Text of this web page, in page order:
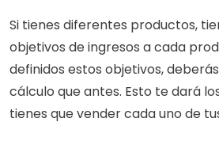
Si tienes diferentes productos,
objetivos de ingresos a cada
definidos estos objetivos,
cálculo que antes. Esto te dará
tienes que vender cada uno de